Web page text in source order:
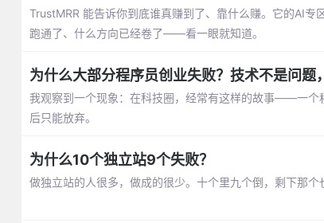
TrustMRR 能告诉你到底谁真赚到了、靠什么赚。它的AI
跑通了、什么方向已经卷了——看一眼就知道。
为什么大部分程序员创业失败？技术不是问题
我观察到一个现象：在科技圈，经常有这样的故事——一个
后只能放弃。
为什么10个独立站9个失败？
做独立站的人很多，做成的很少。十个里九个倒，剩下那